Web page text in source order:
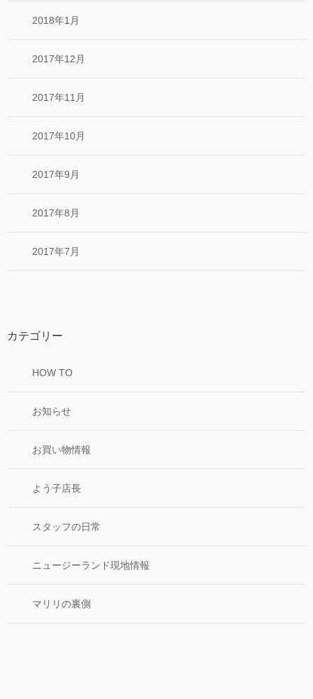
2018年1月
2017年12月
2017年11月
2017年10月
2017年9月
2017年8月
2017年7月
カテゴリー
HOW TO
お知らせ
お買い物情報
よう子店長
スタッフの日常
ニュージーランド現地情報
マリリの裏側